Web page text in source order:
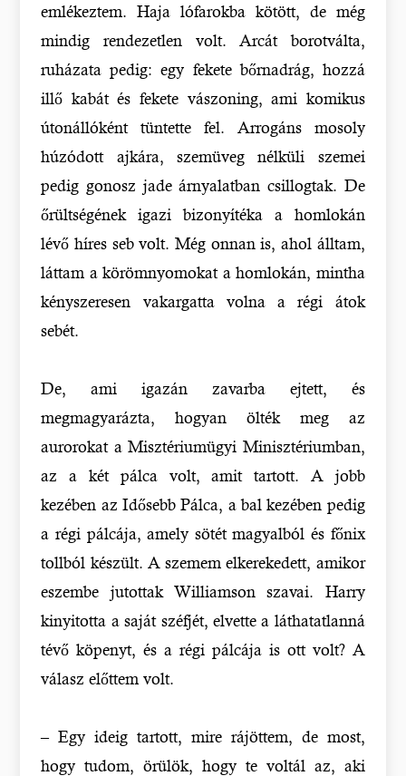
emlékeztem. Haja lófarokba kötött, de még
mindig rendezetlen volt. Arcát borotválta,
ruházata pedig: egy fekete bőrnadrág, hozzá
illő kabát és fekete vászoning, ami komikus
útonállóként tüntette fel. Arrogáns mosoly
húzódott ajkára, szemüveg nélküli szemei
pedig gonosz jade árnyalatban csillogtak. De
őrültségének igazi bizonyítéka a homlokán
lévő híres seb volt. Még onnan is, ahol álltam,
láttam a körömnyomokat a homlokán, mintha
kényszeresen vakargatta volna a régi átok
sebét.
De, ami igazán zavarba ejtett, és
megmagyarázta, hogyan ölték meg az
aurorokat a Misztériumügyi Minisztériumban,
az a két pálca volt, amit tartott. A jobb
kezében az Idősebb Pálca, a bal kezében pedig
a régi pálcája, amely sötét magyalból és főnix
tollból készült. A szemem elkerekedett, amikor
eszembe jutottak Williamson szavai. Harry
kinyitotta a saját széfjét, elvette a láthatatlanná
tévő köpenyt, és a régi pálcája is ott volt? A
válasz előttem volt.
– Egy ideig tartott, mire rájöttem, de most,
hogy tudom, örülök, hogy te voltál az, aki